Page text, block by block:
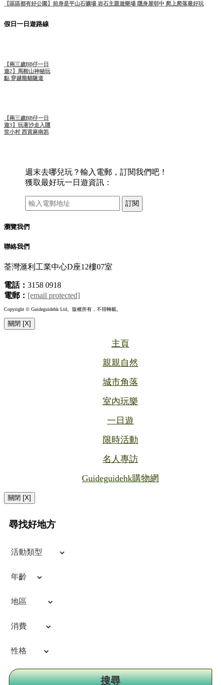
【區區都有好公園】前身是平山石礦場 岩石主題遊樂場 隱身屋邨中 爬上爬落最好玩
假日一日遊路線
【兩三歲BB仔一日
遊2】馬鞍山神秘玩
點 穿越龍貓隧道
【兩三歲BB仔一日
遊3】玩著沙走入隱
世小村 西貢麻南笏
週末去哪兒玩？輸入電郵，訂閱我們吧！
獲取最好玩一日遊資訊：
訂閱
瀏覽我們
聯絡我們
荃灣滙利工業中心D座12樓07室
電話： 3158 0918
電郵： [email protected]
Copyright © Guideguidehk Ltd。版權所有，不得轉載。
關閉 [X]
主頁
親親自然
城市角落
室內玩樂
一日遊
限時活動
名人專訪
Guideguidehk購物網
關閉 [X]
尋找好地方